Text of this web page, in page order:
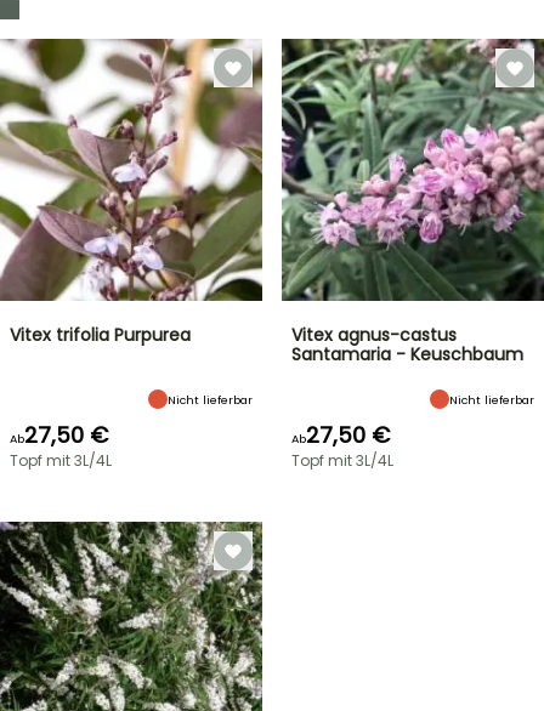
Vitex trifolia Purpurea
Nicht lieferbar
Ab27,50 €
Topf mit 3L/4L
Vitex agnus-castus
Santamaria - Keuschbaum
Nicht lieferbar
Ab27,50 €
Topf mit 3L/4L